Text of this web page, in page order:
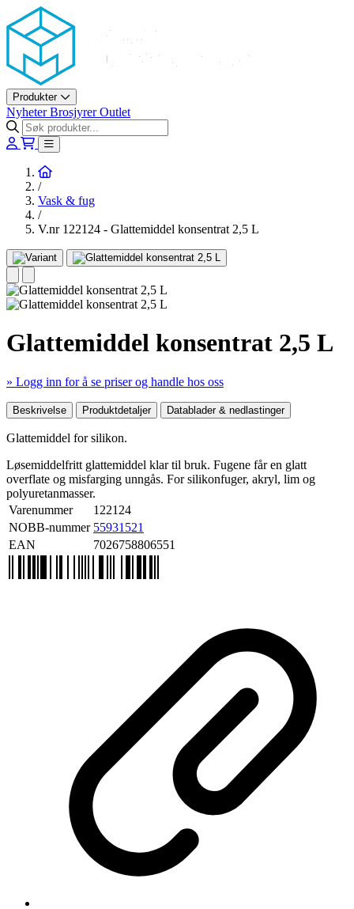
Askøy Murerverktøy AS
Produkter
NyheterBrosjyrerOutlet
Hjem
/
Vask & fug
/
V.nr 122124 - Glattemiddel konsentrat 2,5 L
Glattemiddel konsentrat 2,5 L
» Logg inn for å se priser og handle hos oss
Mer produktdetaljer
Beskrivelse Produktdetaljer Datablader & nedlastinger
Glattemiddel for silikon.
Løsemiddelfritt glattemiddel klar til bruk. Fugene får en glatt
overflate og misfarging unngås. For silikonfuger, akryl, lim og
polyuretanmasser.
Varenummer
122124
NOBB-nummer 55931521
EAN
7026758806551